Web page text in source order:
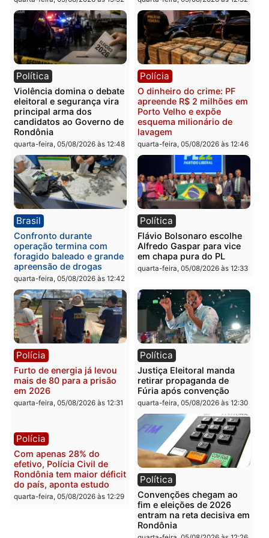
Política
Jônatas França é aprovado
na convenção e
confirmado candidato a
deputado federal pelo
Republicanos
quarta-feira, 05/08/2026 às 15:52
Brasil
TCE reúne candidatos ao
Governo e apresenta
diagnóstico que pode
mudar os rumos de
Rondônia
quarta-feira, 05/08/2026 às
Política
Violência domina o debate
eleitoral e segurança vira
principal arma dos
candidatos ao Governo de
Rondônia
quarta-feira, 05/08/2026 às 12:48
Polícia
O dinheiro do crime: PF
apreende R$ 2 milhões
Porto Velho e expõe
lavagem
quarta-feira, 05/08/2026 às
Brasil
foragido baleado e grande
apreensão de drogas
quarta-feira, 05/08/2026 às 12:42
Política
Flávio Bolsonaro escolhe
Alfredo Gaspar para vice
em chapa pura do PL
quarta-feira, 05/08/2026 às